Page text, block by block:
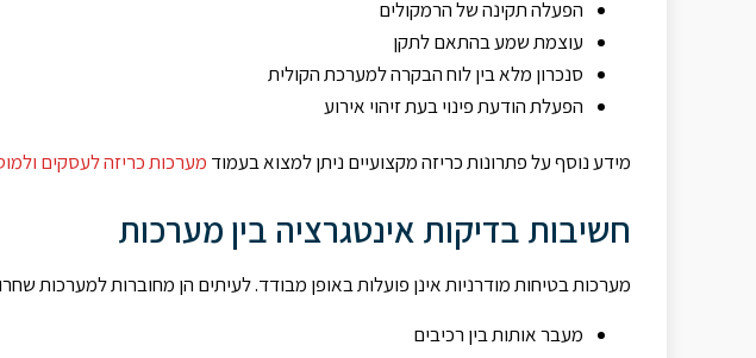
הפעלה תקינה של הרמקולים
עוצמת שמע בהתאם לתקן
סנכרון מלא בין לוח הבקרה למערכת הקולית
הפעלת הודעת פינוי בעת זיהוי אירוע
מידע נוסף על פתרונות כריזה מקצועיים ניתן למצוא בעמוד מערכות כריזה לעסקים
חשיבות בדיקות אינטגרציה בין מערכות
מערכות בטיחות מודרניות אינן פועלות באופן מבודד. לעיתים הן מחוברות למערכות
מעבר אותות בין רכיבים